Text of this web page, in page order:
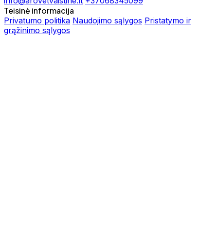
Teisinė informacija
Privatumo politika Naudojimo sąlygos Pristatymo ir
grąžinimo sąlygos